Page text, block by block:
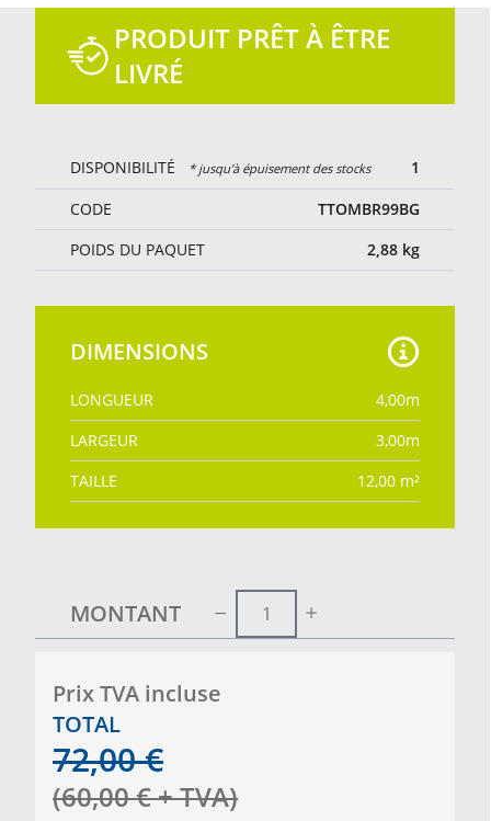
PRODUIT PRÊT À ÊTRE
LIVRÉ
DISPONIBILITÉ * jusqu'à épuisement des stocks
1
CODE
TTOMBR99BG
POIDS DU PAQUET
2,88 kg
DIMENSIONS
LONGUEUR 4,00m
LARGEUR
3,00m
TAILLE
12,00 m²
MONTANT
Prix ​​TVA incluse
TOTAL
72,00 €
(60,00€+ TVA)